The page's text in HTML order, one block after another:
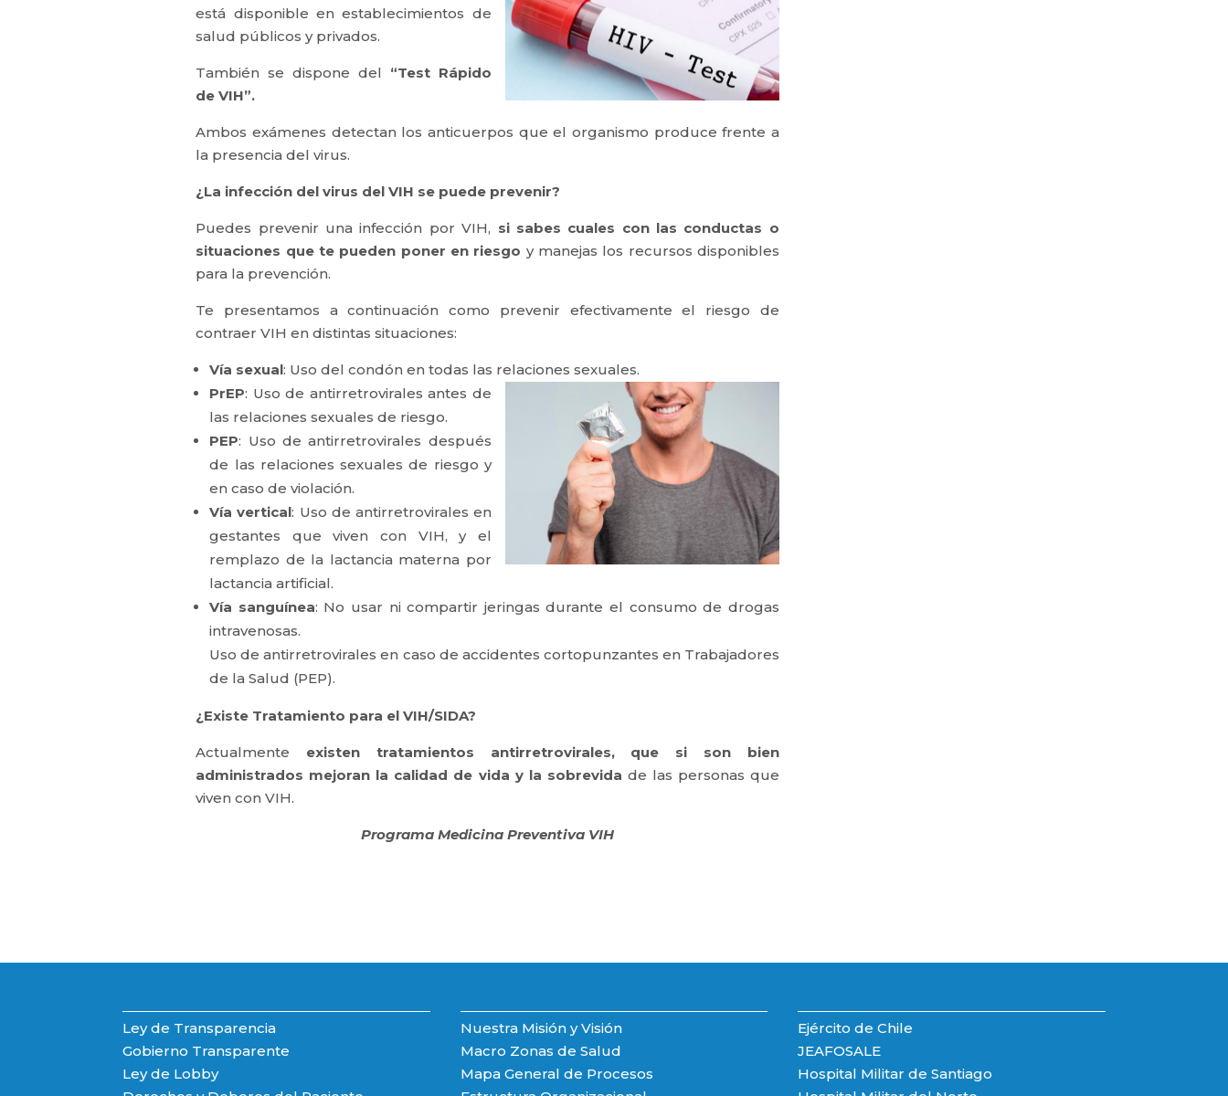
está disponible en establecimientos de
salud públicos y privados.
También se dispone del “Test Rápido
de VIH”.
Ambos exámenes detectan los anticuerpos que el organismo produce frente a
la presencia del virus.
¿La infección del virus del VIH se puede prevenir?
Puedes prevenir una infección por VIH, si sabes cuales con las conductas o
situaciones que te pueden poner en riesgo y manejas los recursos disponibles
para la prevención.
Te presentamos a continuación como prevenir efectivamente el riesgo de
contraer VIH en distintas situaciones:
Vía sexual: Uso del condón en todas las relaciones sexuales.
PrEP: Uso de antirretrovirales antes de
las relaciones sexuales de riesgo.
PEP: Uso de antirretrovirales después
de las relaciones sexuales de riesgo y
en caso de violación.
Vía vertical: Uso de antirretrovirales en
gestantes que viven con VIH, y el
remplazo de la lactancia materna por
lactancia artificial.
Vía sanguínea: No usar ni compartir jeringas durante el consumo de drogas
intravenosas.
Uso de antirretrovirales en caso de accidentes cortopunzantes en Trabajadores
de la Salud (PEP).
¿Existe Tratamiento para el VIH/SIDA?
Actualmente existen tratamientos antirretrovirales, que si son bien
administrados mejoran la calidad de vida y la sobrevida de las personas que
viven con VIH.
Programa Medicina Preventiva VIH
Ley de Transparencia
Gobierno Transparente
Ley de Lobby
Nuestra Misión y Visión
Macro Zonas de Salud
Mapa General de Procesos
Ejército de Chile
JEAFOSALE
Hospital Militar de Santiago